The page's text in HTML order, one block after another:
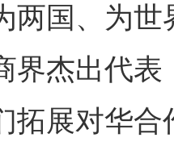
两国、为
界杰出代
拓展对华合